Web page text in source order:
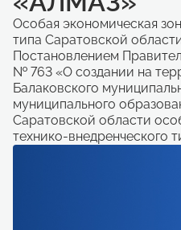
Особая экономическая
типа Саратовской
Постановлением
№ 763 «О создании на
Балаковского
муниципального
Саратовской области
технико-внедренческого